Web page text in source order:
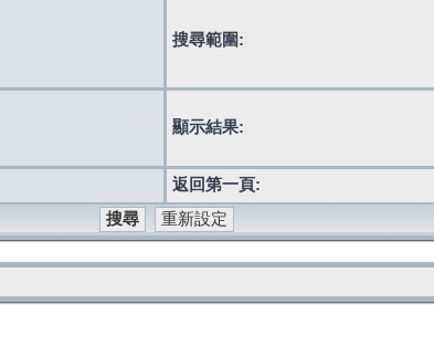
搜尋範圍:
顯示結果:
返回第一頁: